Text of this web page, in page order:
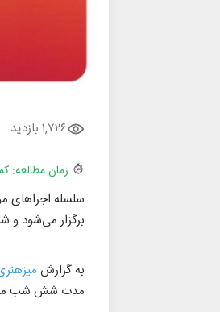
۱,۷۲۶ بازدید
زمان مطالعه: کمتر از
برگزار می‌شود و
به گزارش
مدت شش شب